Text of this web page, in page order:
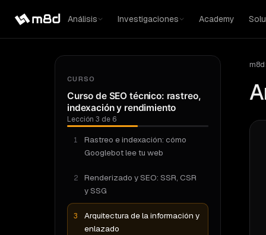
Análisis Investigaciones Academy
CURSO
Curso de SEO técnico: rastreo,
indexación y rendimiento
Lección 3 de 6
1
Rastreo e indexación: cómo
Googlebot lee tu web
2
Renderizado y SEO: SSR, CSR
y SSG
3
Arquitectura de la información y
enlazado
m8d